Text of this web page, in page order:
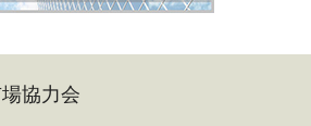
協力会